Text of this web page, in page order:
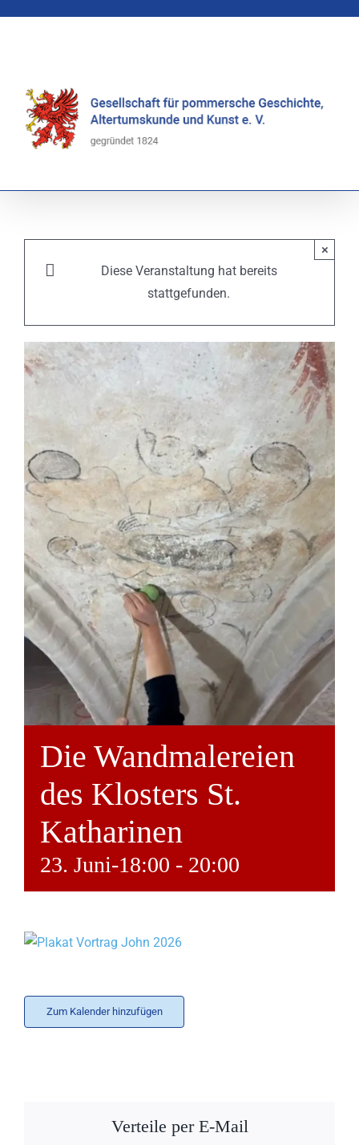
Diese Veranstaltung hat bereits
stattgefunden.
×
Die Wandmalereien
des Klosters St.
Katharinen
23. Juni-18:00 - 20:00
Zum Kalender hinzufügen
Verteile per E-Mail